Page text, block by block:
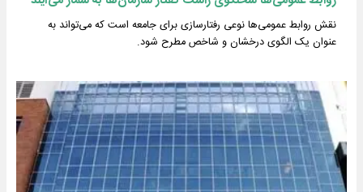
نقش روابط عمومی‌ها نوعی رفتارسازی برای جامعه است که می‌تواند به
عنوان یک الگوی درخشان و شاخص مطرح شود.